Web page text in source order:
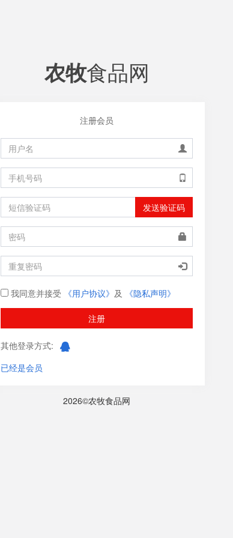
农牧食品网
注册会员
发送验证码
我同意并接受 《用户协议》 及 《隐私声明》
注册
其他登录方式:
已经是会员
2026©农牧食品网